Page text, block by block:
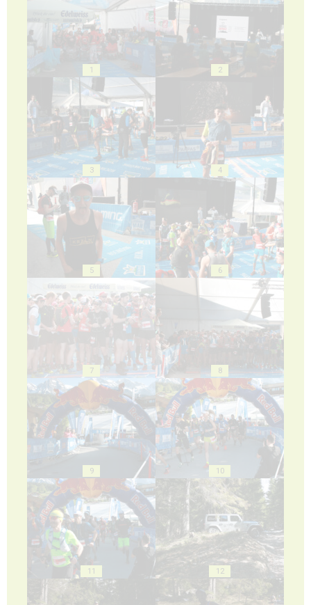
1 2
3 4
5 6
7 8
9 10
11 12